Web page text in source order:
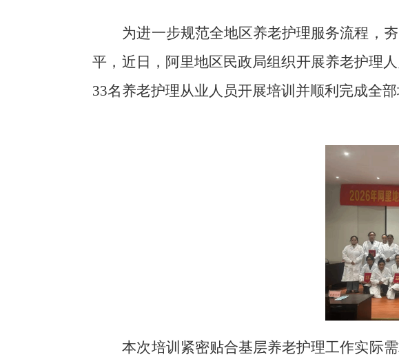
为进一步规范全地区养老护理服务流程，
平，近日，阿里地区民政局组织开展养老护理
33名养老护理从业人员开展培训并顺利完成全
本次培训紧密贴合基层养老护理工作实际